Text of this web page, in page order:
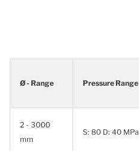
Ø - Range Pressure Range
2 - 3000
mm
S: 80 D: 40 MPa